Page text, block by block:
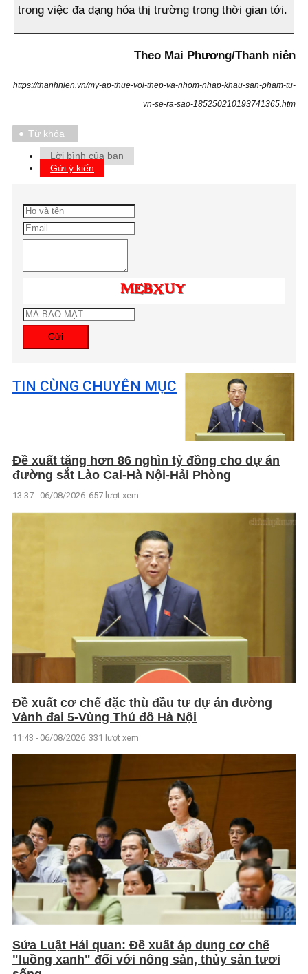
trong việc đa dạng hóa thị trường trong thời gian tới.
Theo Mai Phương/Thanh niên
https://thanhnien.vn/my-ap-thue-voi-thep-va-nhom-nhap-khau-san-pham-tu-
vn-se-ra-sao-185250210193741365.htm
Từ khóa
Lời bình của bạn
Gửi ý kiến
Gửi
TIN CÙNG CHUYÊN MỤC
Đề xuất tăng hơn 86 nghìn tỷ đồng cho dự án
đường sắt Lào Cai-Hà Nội-Hải Phòng
13:37 - 06/08/2026 657 lượt xem
Đề xuất cơ chế đặc thù đầu tư dự án đường
Vành đai 5-Vùng Thủ đô Hà Nội
11:43 - 06/08/2026 331 lượt xem
Sửa Luật Hải quan: Đề xuất áp dụng cơ chế
"luồng xanh" đối với nông sản, thủy sản tươi